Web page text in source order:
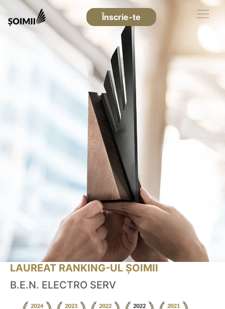
Înscrie-te
LAUREAT RANKING-UL ȘOIMII
B.E.N. ELECTRO SERV